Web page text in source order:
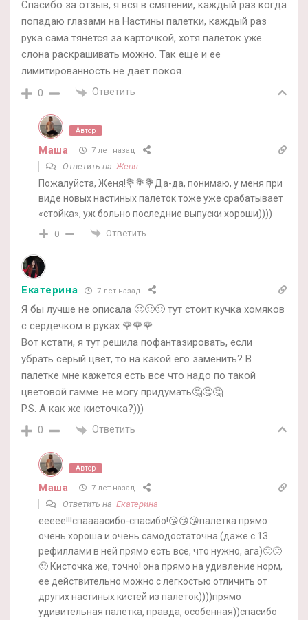
Спасибо за отзыв, я вся в смятении, каждый раз когда
попадаю глазами на Настины палетки, каждый раз
рука сама тянется за карточкой, хотя палеток уже
слона раскрашивать можно. Так еще и ее
лимитированность не дает покоя.
0 Ответить
Автор
Маша 7 лет назад
Ответить на Женя
Пожалуйста, Женя!💐💐💐Да-да, понимаю, у меня при
виде новых настиных палеток тоже уже срабатывает
«стойка», уж больно последние выпуски хороши))))
0 Ответить
Екатерина 7 лет назад
Я бы лучше не описала 🙂🙂🙂 тут стоит кучка хомяков
с сердечком в руках 🌹🌹🌹
Вот кстати, я тут решила пофантазировать, если
убрать серый цвет, то на какой его заменить? В
палетке мне кажется есть все что надо по такой
цветовой гамме..не могу придумать🤔🤔🤔
P.S. А как же кисточка?)))
0 Ответить
Автор
Маша 7 лет назад
Ответить на Екатерина
еееее!!!спаааасибо-спасибо!😘😘😘палетка прямо
очень хороша и очень самодостаточна (даже с 13
рефиллами в ней прямо есть все, что нужно, ага)🙂🙂
🙂 Кисточка же, точно! она прямо на удивление норм,
ее действительно можно с легкостью отличить от
других настиных кистей из палеток))))прямо
удивительная палетка, правда, особенная))спасибо